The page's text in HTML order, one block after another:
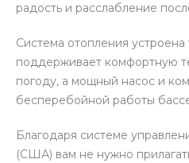
радость и расслабление
Система отопления устроена
поддерживает комфортную
погоду, а мощный насос и
бесперебойной работы
Благодаря системе
(США) вам не нужно